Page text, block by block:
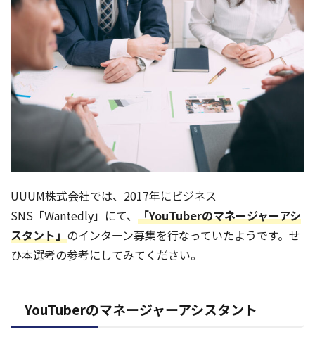
UUUM株式会社では、2017年にビジネス
SNS「Wantedly」にて、 「YouTuberのマネージャーアシ
スタント」のインターン募集を行なっていたようです。せ
ひ本選考の参考にしてみてください。
YouTuberのマネージャーアシスタント